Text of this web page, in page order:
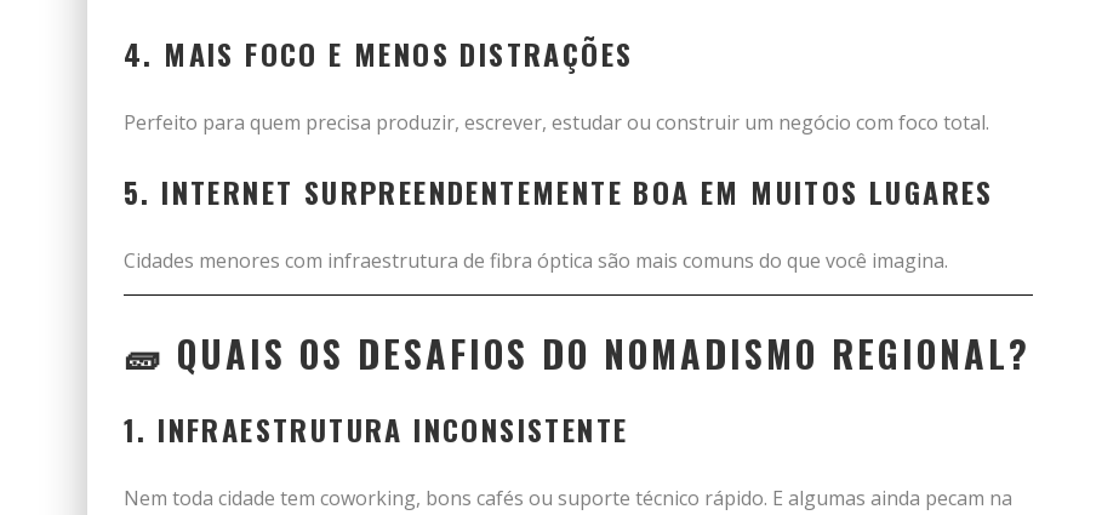
4. MAIS FOCO E MENOS DISTRAÇÕES
Perfeito para quem precisa produzir, escrever, estudar ou construir um negócio com foco total.
5. INTERNET SURPREENDENTEMENTE BOA EM MUITOS LUGARES
Cidades menores com infraestrutura de fibra óptica são mais comuns do que você imagina.
🧱 QUAIS OS DESAFIOS DO NOMADISMO REGIONAL?
1. INFRAESTRUTURA INCONSISTENTE
Nem toda cidade tem coworking, bons cafés ou suporte técnico rápido. E algumas ainda pecam na